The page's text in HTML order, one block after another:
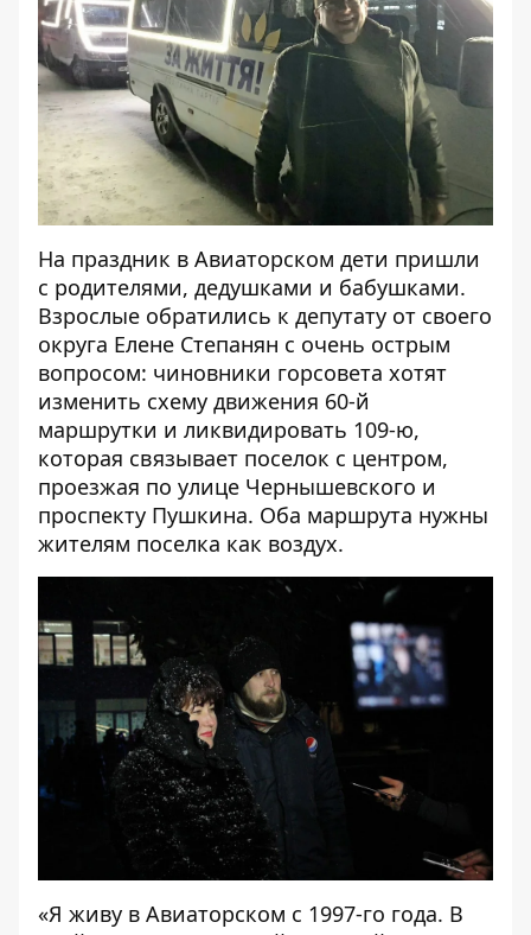
На праздник в Авиаторском дети пришли
с родителями, дедушками и бабушками.
Взрослые обратились к депутату от своего
округа Елене Степанян с очень острым
вопросом: чиновники горсовета хотят
изменить схему движения 60-й
маршрутки и ликвидировать 109-ю,
которая связывает поселок с центром,
проезжая по улице Чернышевского и
проспекту Пушкина. Оба маршрута нужны
жителям поселка как воздух.
«Я живу в Авиаторском с 1997-го года. В